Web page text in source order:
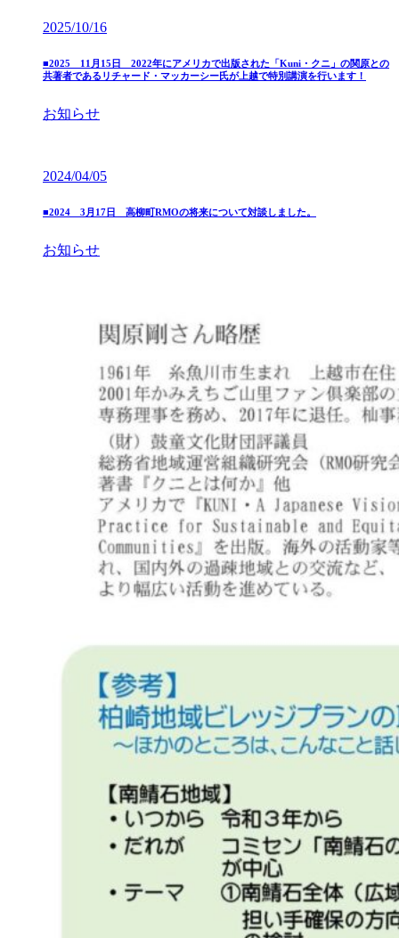
2025/10/16
■2025 11月15日 2022年にアメリカで出版された「Kuni・クニ」の関原との
共著者であるリチャード・マッカーシー氏が上越で特別講演を行います！
お知らせ
2024/04/05
■2024 3月17日 高柳町RMOの将来について対談しました。
お知らせ